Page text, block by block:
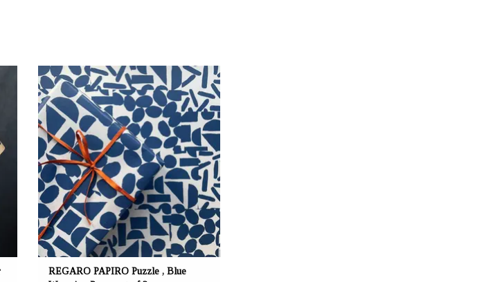
ANBIETER: mustikka.ch Reeta Nagel,
Frauenfeld, Schweiz
Umweltfreundliches Geschenkpapier-Blatt
"Puzzle" blaufarben. Grösse 40 x 27.7. cm. Wird
als 3er Set verkauft.
REGARO PAPIRO Puzzle , Blue